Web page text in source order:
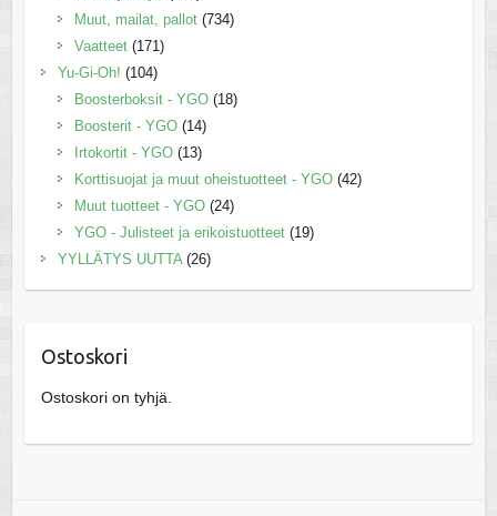
Muut, mailat, pallot (734)
Vaatteet (171)
Yu-Gi-Oh! (104)
Boosterboksit - YGO (18)
Boosterit - YGO (14)
Irtokortit - YGO (13)
Korttisuojat ja muut oheistuotteet - YGO (42)
Muut tuotteet - YGO (24)
YGO - Julisteet ja erikoistuotteet (19)
YYLLÄTYS UUTTA (26)
Ostoskori
Ostoskori on tyhjä.